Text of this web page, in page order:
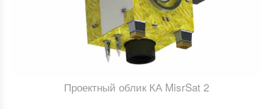
Проектный облик КА MisrSat 2